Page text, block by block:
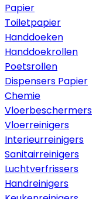
Papier
Toiletpapier
Handdoeken
Handdoekrollen
Poetsrollen
Dispensers Papier
Chemie
Vloerbeschermers
Vloerreinigers
Interieurreinigers
Sanitairreinigers
Luchtverfrissers
Handreinigers